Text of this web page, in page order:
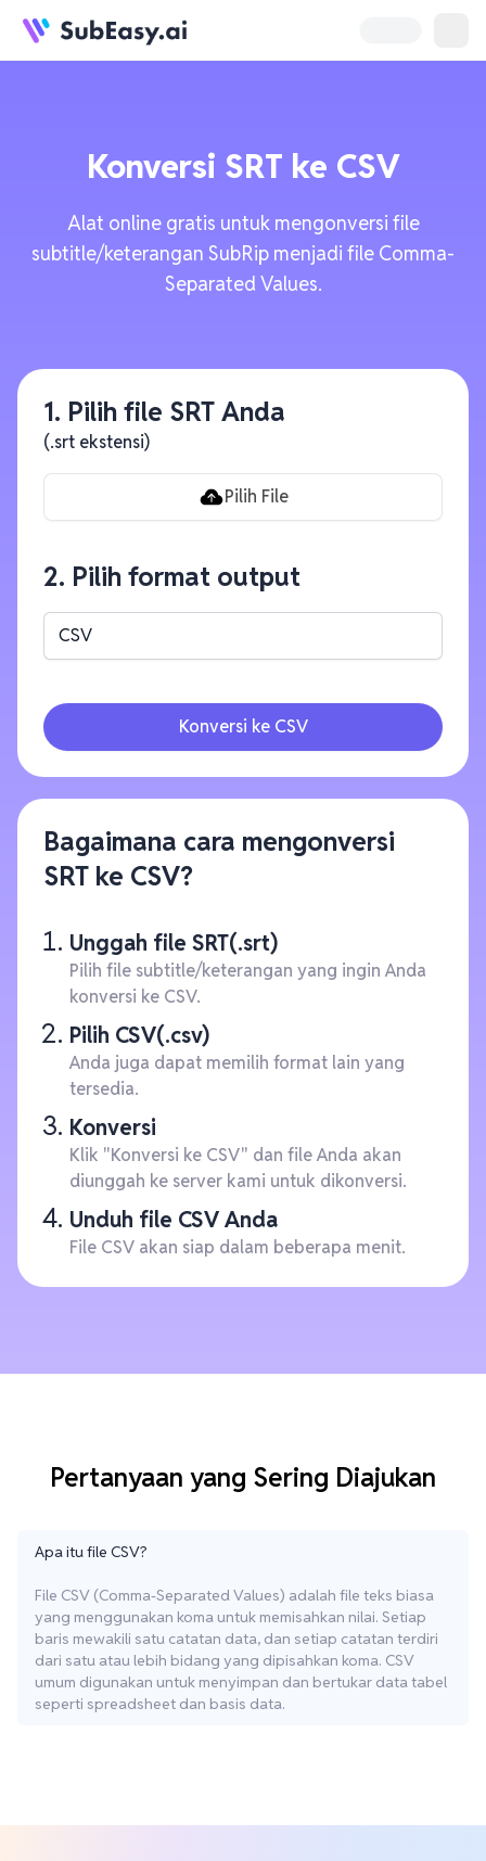
Konversi SRT ke CSV
Alat online gratis untuk mengonversi file
subtitle/keterangan SubRip menjadi file Comma-
Separated Values.
1. Pilih file SRT Anda
(.srt ekstensi)
Pilih File
2. Pilih format output
CSV
Konversi ke CSV
Bagaimana cara mengonversi
SRT ke CSV?
Unggah file SRT(.srt)
Pilih file subtitle/keterangan yang ingin Anda
konversi ke CSV.
Pilih CSV(.csv)
Anda juga dapat memilih format lain yang
tersedia.
Konversi
Klik "Konversi ke CSV" dan file Anda akan
diunggah ke server kami untuk dikonversi.
Unduh file CSV Anda
File CSV akan siap dalam beberapa menit.
Pertanyaan yang Sering Diajukan
Apa itu file CSV?
File CSV (Comma-Separated Values) adalah file teks biasa
yang menggunakan koma untuk memisahkan nilai. Setiap
baris mewakili satu catatan data, dan setiap catatan terdiri
dari satu atau lebih bidang yang dipisahkan koma. CSV
umum digunakan untuk menyimpan dan bertukar data tabel
seperti spreadsheet dan basis data.